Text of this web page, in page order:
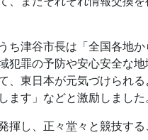
ち津谷市長は「全国各地
犯罪の予防や安心安全な
、東日本が元気づけられる
す」などと激励しました
揮し、正々堂々と競技する